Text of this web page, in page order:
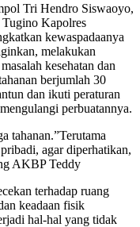
Tri Hendro Siswaoyo,
Kapolres
kewaspadaanya
melakukan
kesehatan dan
berjumlah 30
dan ikuti peraturan
perbuatannya.
tahanan.”Terutama
agar diperhatikan,
AKBP Teddy
terhadap ruang
keadaan fisik
hal-hal yang tidak